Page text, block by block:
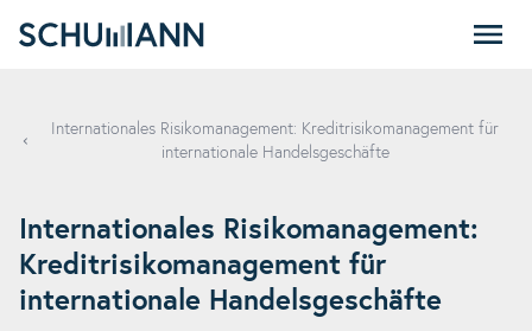
Internationales Risikomanagement: Kreditrisikomanagement für
internationale Handelsgeschäfte
Internationales Risikomanagement:
Kreditrisikomanagement für
internationale Handelsgeschäfte